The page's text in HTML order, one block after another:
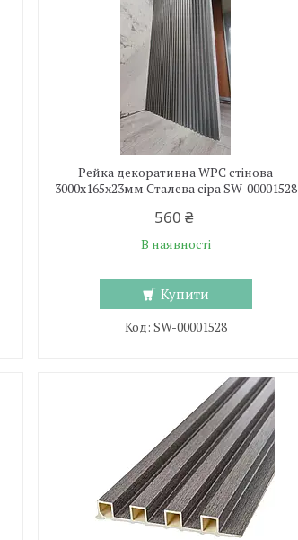
Рейка декоративна WPC стінова
3000х165х23мм Сталева сіра SW-00001528
560 ₴
В наявності
Купити
SW-00001528